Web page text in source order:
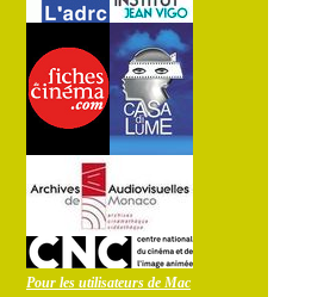
Pour les utilisateurs de Mac